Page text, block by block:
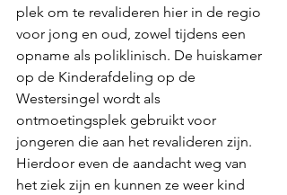
plek om te revalideren hier in de regio
voor jong en oud, zowel tijdens een
opname als poliklinisch. De huiskamer
op de Kinderafdeling op de
Westersingel wordt als
ontmoetingsplek gebruikt voor
jongeren die aan het revalideren zijn.
Hierdoor even de aandacht weg van
het ziek zijn en kunnen ze weer kind